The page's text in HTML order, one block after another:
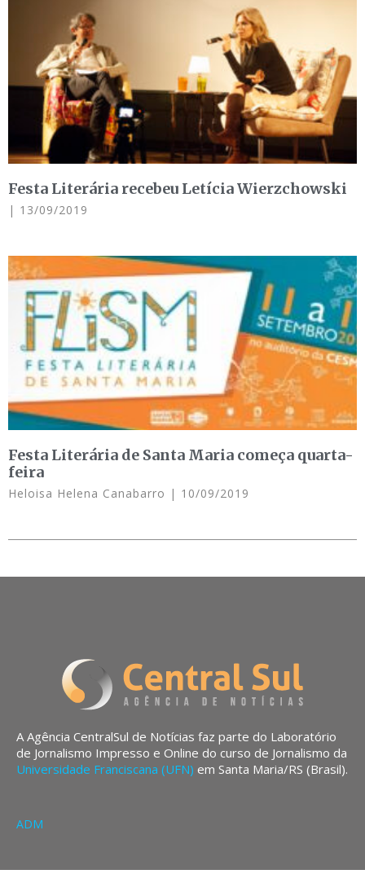
Festa Literária recebeu Letícia Wierzchowski
13/09/2019
Festa Literária de Santa Maria começa quarta-
feira
Heloisa Helena Canabarro 10/09/2019
A Agência CentralSul de Notícias faz parte do Laboratório
de Jornalismo Impresso e Online do curso de Jornalismo da
Universidade Franciscana (UFN) em Santa Maria/RS (Brasil).
ADM